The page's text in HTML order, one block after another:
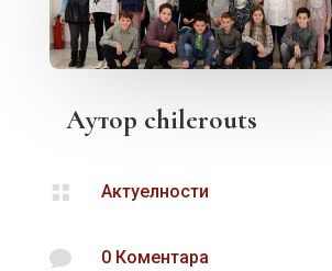
Аутор chilerouts
 Актуелности
 0 Коментара